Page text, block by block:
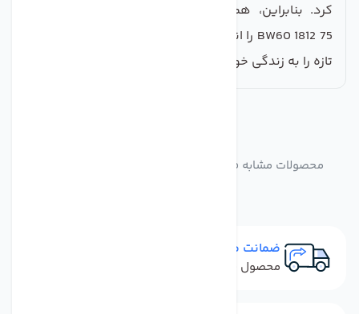
کرد. بنابراین، همین امروز فیلتر ممبران فیلمتک مدل
BW60 1812 75 را انتخاب کنید و تجربهٔ نوشیدن آب سالم و
تازه را به زندگی خود بیاورید.
محصولات مشابه فیلتر ممبران فیلمتک مدل BW60 1812 75
ضمانت مرجوعی
محصول نباید آسیب دیده باشد